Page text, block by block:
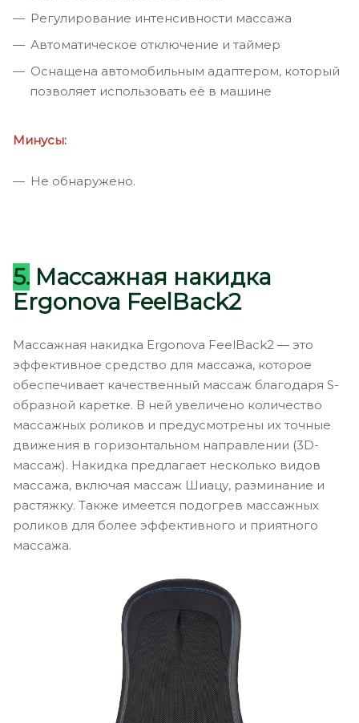
Регулирование интенсивности массажа
Автоматическое отключение и таймер
Оснащена автомобильным адаптером, который
позволяет использовать её в машине
Минусы:
Не обнаружено.
5. Массажная накидка
Ergonova FeelBack2
Массажная накидка Ergonova FeelBack2 — это
эффективное средство для массажа, которое
обеспечивает качественный массаж благодаря S-
образной каретке. В ней увеличено количество
массажных роликов и предусмотрены их точные
движения в горизонтальном направлении (3D-
массаж). Накидка предлагает несколько видов
массажа, включая массаж Шиацу, разминание и
растяжку. Также имеется подогрев массажных
роликов для более эффективного и приятного
массажа.